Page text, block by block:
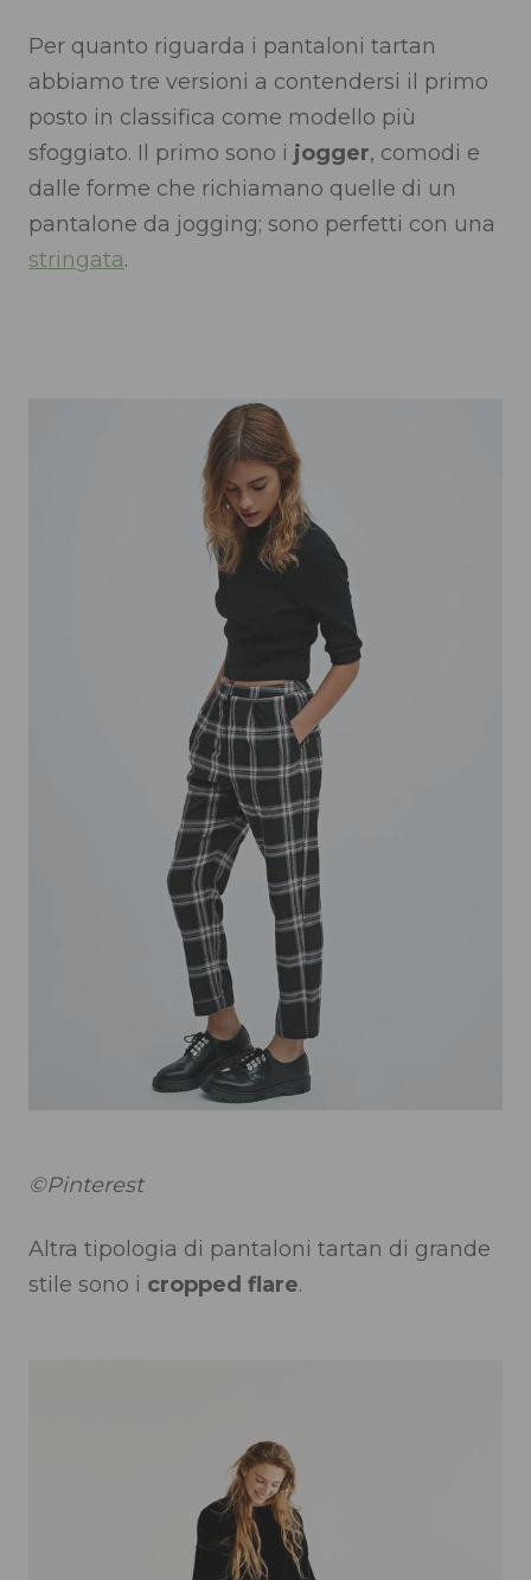
Per quanto riguarda i pantaloni tartan
abbiamo tre versioni a contendersi il primo
posto in classifica come modello più
sfoggiato. Il primo sono i jogger, comodi e
dalle forme che richiamano quelle di un
pantalone da jogging; sono perfetti con una
stringata.
©Pinterest
Altra tipologia di pantaloni tartan di grande
stile sono i cropped flare.